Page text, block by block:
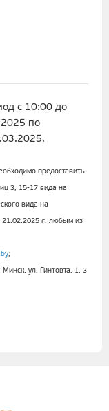
с 10:00 до
по
предоставить
3, 15-17 вида на
вида на
21.02.2025 г. любым из
;
ул. Гинтовта, 1, 3